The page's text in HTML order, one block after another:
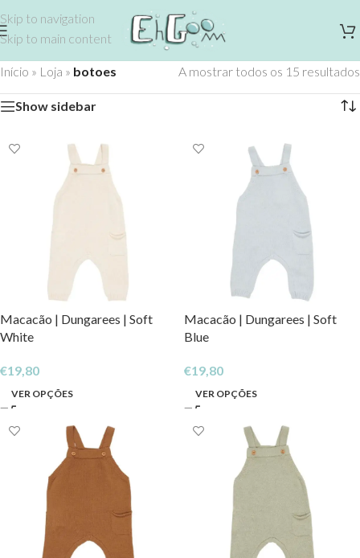
Skip to navigation
Skip to main content
Início » Loja » botoes A mostrar todos os 15 resultados
Show sidebar
Macacão | Dungarees | Soft
White
€19,80
VER OPÇÕES
Macacão | Dungarees | Soft
Blue
€19,80
VER OPÇÕES